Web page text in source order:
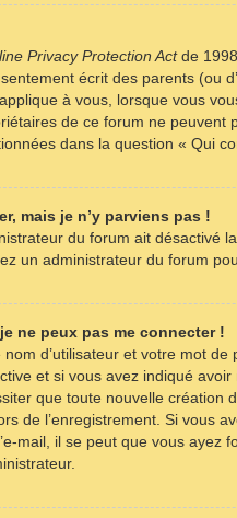
Privacy Protection Actde
écrit des parents (ou
à vous, lorsque vous
de ce forum ne
dans la question « Qui
mais je n’y parviens pas !
du forum ait désactivé
un administrateur du forum
ne peux pas me connecter !
d’utilisateur et votre mot de
et si vous avez indiqué
que toute nouvelle création
de l’enregistrement. Si vous
mail, il se peut que vous